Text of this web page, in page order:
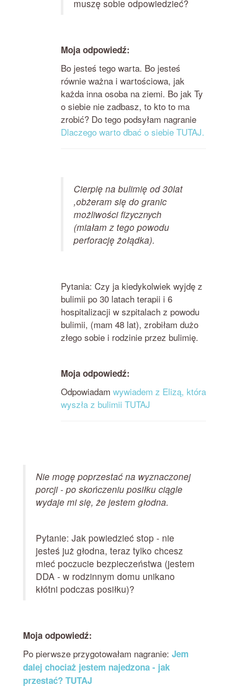
muszę sobie odpowiedzieć?
Moja odpowiedź:
Bo jesteś tego warta. Bo jesteś
równie ważna i wartościowa, jak
każda inna osoba na ziemi. Bo jak Ty
o siebie nie zadbasz, to kto to ma
zrobić? Do tego podsyłam nagranie
Dlaczego warto dbać o siebie TUTAJ.
Cierpię na bulimię od 30lat
,obżeram się do granic
możliwości fizycznych
(miałam z tego powodu
perforację żołądka).
Pytania: Czy ja kiedykolwiek wyjdę z
bulimii po 30 latach terapii i 6
hospitalizacji w szpitalach z powodu
bulimii, (mam 48 lat), zrobiłam dużo
złego sobie i rodzinie przez bulimię.
Moja odpowiedź:
Odpowiadam wywiadem z Elizą, która
wyszła z bulimii TUTAJ
Nie mogę poprzestać na wyznaczonej
porcji - po skończeniu posiłku ciągle
wydaje mi się, że jestem głodna.
Pytanie: Jak powiedzieć stop - nie
jesteś już głodna, teraz tylko chcesz
mieć poczucie bezpieczeństwa (jestem
DDA - w rodzinnym domu unikano
kłótni podczas posiłku)?
Moja odpowiedź:
Po pierwsze przygotowałam nagranie: Jem
dalej chociaż jestem najedzona - jak
przestać? TUTAJ